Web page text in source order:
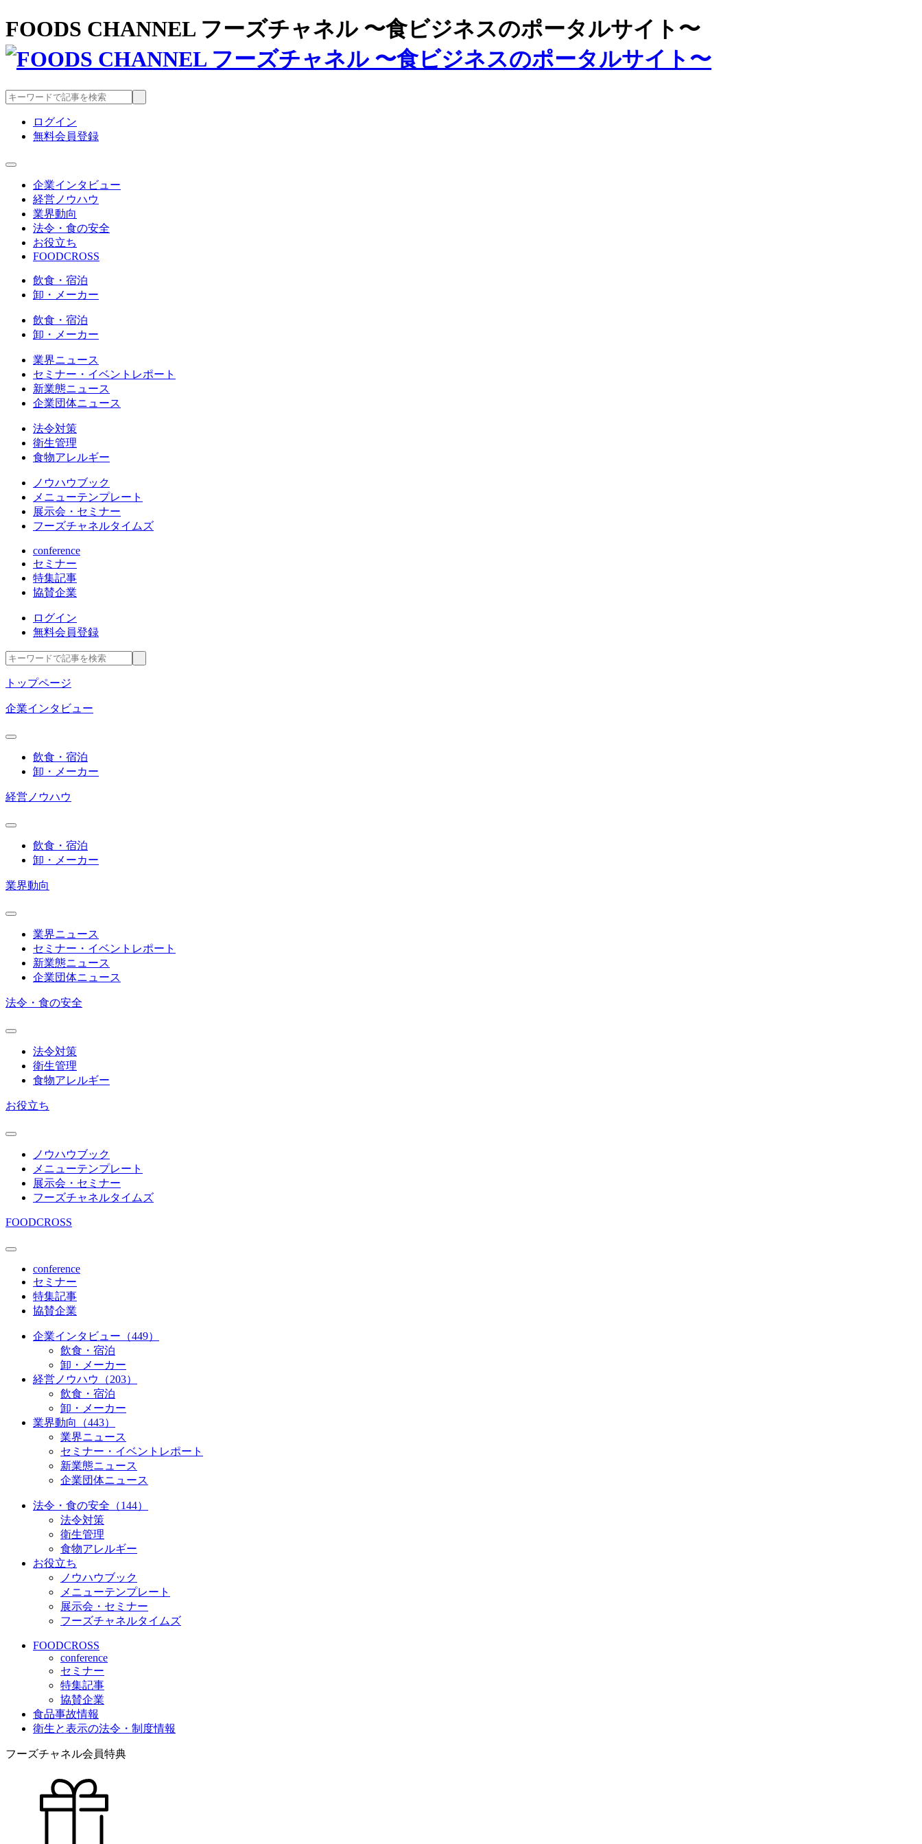
FOODS CHANNEL フーズチャネル 〜食ビジネスのポータルサイト〜
ログイン
無料会員登録
企業インタビュー
経営ノウハウ
業界動向
法令・食の安全
お役立ち
FOODCROSS
飲食・宿泊
卸・メーカー
飲食・宿泊
卸・メーカー
業界ニュース
セミナー・イベントレポート
新業態ニュース
企業団体ニュース
法令対策
衛生管理
食物アレルギー
ノウハウブック
メニューテンプレート
展示会・セミナー
フーズチャネルタイムズ
conference
セミナー
特集記事
協賛企業
ログイン
無料会員登録
トップページ
企業インタビュー
飲食・宿泊
卸・メーカー
経営ノウハウ
飲食・宿泊
卸・メーカー
業界動向
業界ニュース
セミナー・イベントレポート
新業態ニュース
企業団体ニュース
法令・食の安全
法令対策
衛生管理
食物アレルギー
お役立ち
ノウハウブック
メニューテンプレート
展示会・セミナー
フーズチャネルタイムズ
FOODCROSS
conference
セミナー
特集記事
協賛企業
企業インタビュー（449）
飲食・宿泊
卸・メーカー
経営ノウハウ（203）
飲食・宿泊
卸・メーカー
業界動向（443）
業界ニュース
セミナー・イベントレポート
新業態ニュース
企業団体ニュース
法令・食の安全（144）
法令対策
衛生管理
食物アレルギー
お役立ち
ノウハウブック
メニューテンプレート
展示会・セミナー
フーズチャネルタイムズ
FOODCROSS
conference
セミナー
特集記事
協賛企業
食品事故情報
衛生と表示の法令・制度情報
フーズチャネル会員特典